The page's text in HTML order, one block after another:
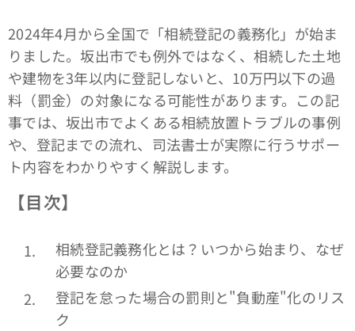
2024年4月から全国で「相続登記の義務化」が始ま
りました。坂出市でも例外ではなく、相続した土地
や建物を3年以内に登記しないと、10万円以下の過
料（罰金）の対象になる可能性があります。この記
事では、坂出市でよくある相続放置トラブルの事例
や、登記までの流れ、司法書士が実際に行うサポー
ト内容をわかりやすく解説します。
【目次】
相続登記義務化とは？いつから始まり、なぜ
必要なのか
登記を怠った場合の罰則と"負動産"化のリス
ク